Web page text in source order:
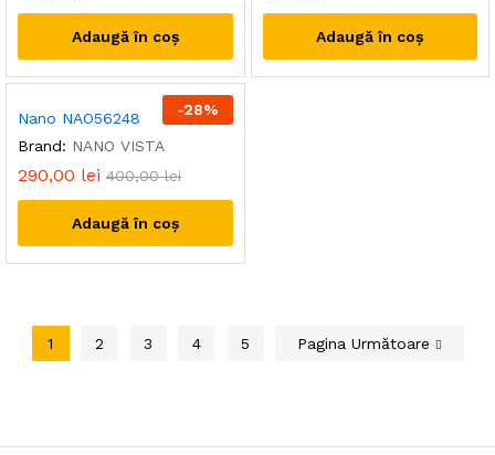
Adaugă în coș Adaugă în coș
-28%
Nano NAO56248
Brand: NANO VISTA
290,00 lei 400,00lei
Adaugă în coș
1 2 3 4 5 Pagina Următoare